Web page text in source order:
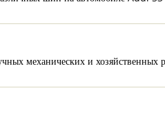
механических и хозяйственных